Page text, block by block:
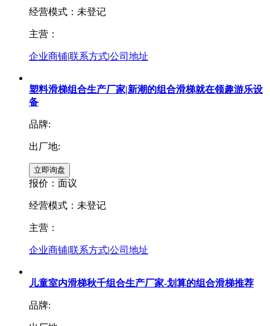
经营模式：未登记
主营：
企业商铺|联系方式|公司地址
塑料滑梯组合生产厂家|新潮的组合滑梯就在领趣游乐设
备
品牌:
出厂地:
报价： 面议
经营模式：未登记
主营：
企业商铺|联系方式|公司地址
儿童室内滑梯秋千组合生产厂家-划算的组合滑梯推荐
品牌: